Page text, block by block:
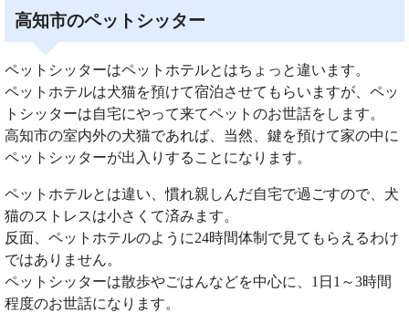
高知市のペットシッター
ペットシッターはペットホテルとはちょっと違います。
ペットホテルは犬猫を預けて宿泊させてもらいますが、ペッ
トシッターは自宅にやって来てペットのお世話をします。
高知市の室内外の犬猫であれば、当然、鍵を預けて家の中に
ペットシッターが出入りすることになります。
ペットホテルとは違い、慣れ親しんだ自宅で過ごすので、犬
猫のストレスは小さくて済みます。
反面、ペットホテルのように24時間体制で見てもらえるわけ
ではありません。
ペットシッターは散歩やごはんなどを中心に、1日1～3時間
程度のお世話になります。